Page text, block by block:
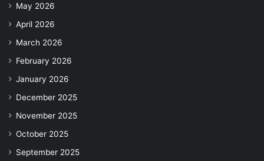
May 2026
April 2026
March 2026
February 2026
January 2026
December 2025
November 2025
October 2025
September 2025